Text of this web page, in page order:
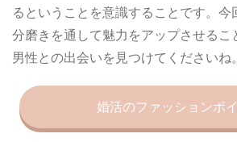
るということを意識することです。今
分磨きを通して魅力をアップさせるこ
男性との出会いを見つけてくださいね。
婚活のファッションポ